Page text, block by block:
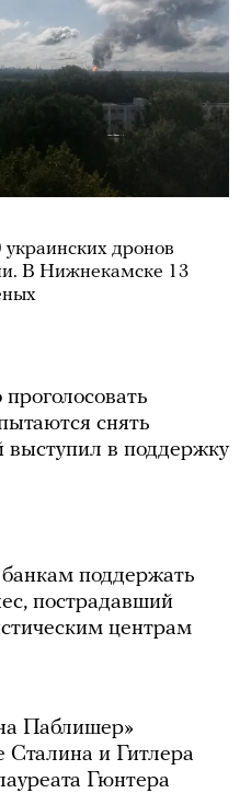
дронов
В Нижнекамске 13
снять
выступил в поддержку
поддержать
пострадавший
центрам
Паблишер»
Сталина и Гитлера
Гюнтера